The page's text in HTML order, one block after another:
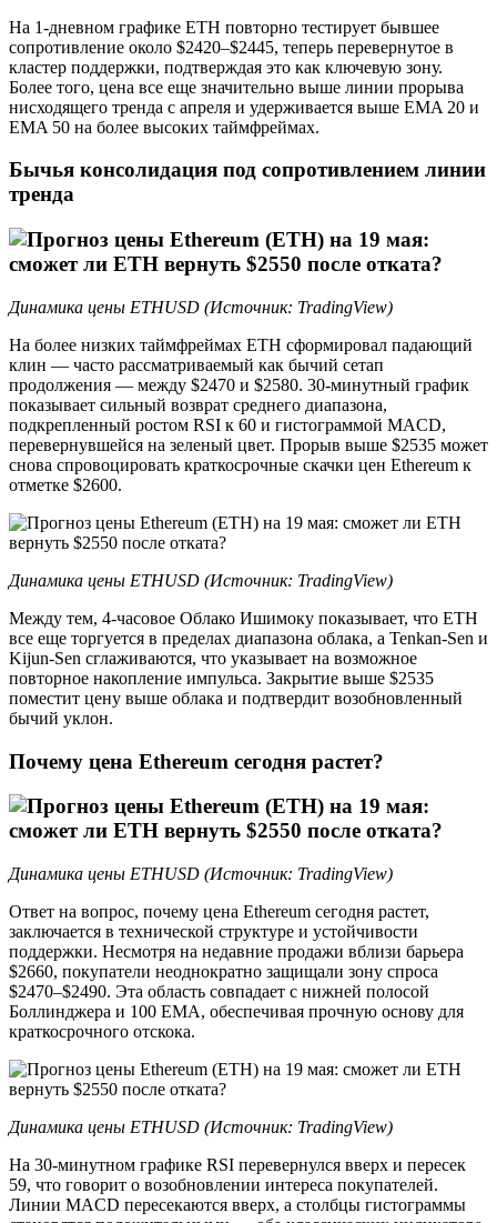
На 1-дневном графике ETH повторно тестирует бывшее
сопротивление около $2420–$2445, теперь перевернутое в
кластер поддержки, подтверждая это как ключевую зону.
Более того, цена все еще значительно выше линии прорыва
нисходящего тренда с апреля и удерживается выше EMA 20 и
EMA 50 на более высоких таймфреймах.
Бычья консолидация под сопротивлением линии
тренда
Динамика цены ETHUSD (Источник: TradingView)
На более низких таймфреймах ETH сформировал падающий
клин — часто рассматриваемый как бычий сетап
продолжения — между $2470 и $2580. 30-минутный график
показывает сильный возврат среднего диапазона,
подкрепленный ростом RSI к 60 и гистограммой MACD,
перевернувшейся на зеленый цвет. Прорыв выше $2535 может
снова спровоцировать краткосрочные скачки цен Ethereum к
отметке $2600.
Динамика цены ETHUSD (Источник: TradingView)
Между тем, 4-часовое Облако Ишимоку показывает, что ETH
все еще торгуется в пределах диапазона облака, а Tenkan-Sen и
Kijun-Sen сглаживаются, что указывает на возможное
повторное накопление импульса. Закрытие выше $2535
поместит цену выше облака и подтвердит возобновленный
бычий уклон.
Почему цена Ethereum сегодня растет?
Динамика цены ETHUSD (Источник: TradingView)
Ответ на вопрос, почему цена Ethereum сегодня растет,
заключается в технической структуре и устойчивости
поддержки. Несмотря на недавние продажи вблизи барьера
$2660, покупатели неоднократно защищали зону спроса
$2470–$2490. Эта область совпадает с нижней полосой
Боллинджера и 100 EMA, обеспечивая прочную основу для
краткосрочного отскока.
Динамика цены ETHUSD (Источник: TradingView)
На 30-минутном графике RSI перевернулся вверх и пересек
59, что говорит о возобновлении интереса покупателей.
Линии MACD пересекаются вверх, а столбцы гистограммы